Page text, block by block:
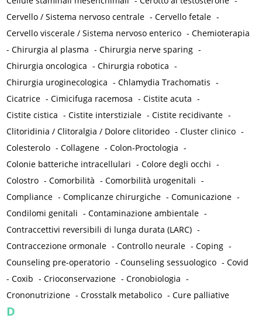
Cervello / Sistema nervoso centrale -Cervello fetale -
Cervello viscerale / Sistema nervoso enterico -Chemioterapia
-Chirurgia al plasma -Chirurgia nerve sparing -
Chirurgia oncologica -Chirurgia robotica -
Chirurgia uroginecologica -Chlamydia Trachomatis -
Cicatrice -Cimicifuga racemosa -Cistite acuta -
Cistite cistica -Cistite interstiziale -Cistite recidivante -
Clitoridinia / Clitoralgia / Dolore clitorideo -Cluster clinico -
Colesterolo -Collagene -Colon-Proctologia -
Colonie batteriche intracellulari -Colore degli occhi -
Colostro -Comorbilità -Comorbilità urogenitali -
Compliance -Complicanze chirurgiche -Comunicazione -
Condilomi genitali -Contaminazione ambientale -
Contraccettivi reversibili di lunga durata (LARC) -
Contraccezione ormonale -Controllo neurale -Coping -
Counseling pre-operatorio -Counseling sessuologico -Covid
-Coxib -Crioconservazione -Cronobiologia -
Crononutrizione -Crosstalk metabolico -Cure palliative
D